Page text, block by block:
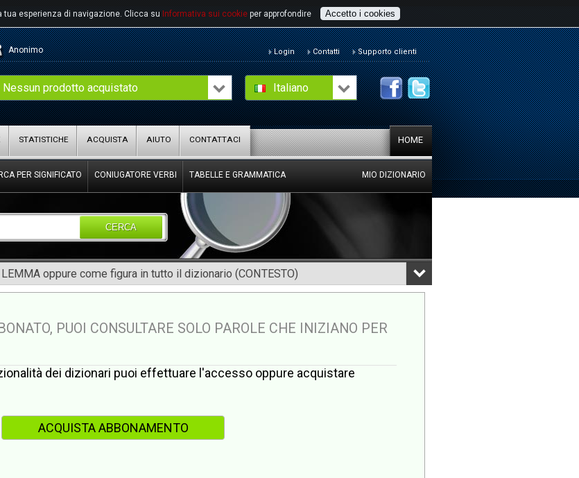
esperienza di navigazione. Clicca su Informativa sui cookie per approfondire Accetto i cookies
Italiano
Nessun prodotto acquistato
Anonimo Login Contatti Supporto clienti
HOME
STATISTICHE ACQUISTA AIUTO CONTATTACI
PER SIGNIFICATO CONIUGATORE VERBI TABELLE E GRAMMATICA MIO DIZIONARIO
CERCA
oppure come figura in tutto il dizionario (CONTESTO)
PUOI CONSULTARE SOLO PAROLE CHE INIZIANO PER
dei dizionari puoi effettuare l'accesso oppure acquistare
ACQUISTA ABBONAMENTO